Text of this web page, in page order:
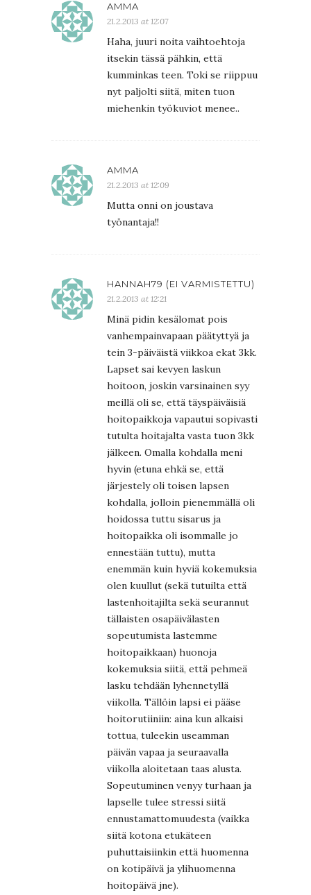
AMMA
21.2.2013 at 12:07
Haha, juuri noita vaihtoehtoja
itsekin tässä pähkin, että
kumminkas teen. Toki se riippuu
nyt paljolti siitä, miten tuon
miehenkin työkuviot menee..
AMMA
21.2.2013 at 12:09
Mutta onni on joustava
työnantaja!!
HANNAH79 (EI VARMISTETTU)
21.2.2013 at 12:21
Minä pidin kesälomat pois
vanhempainvapaan päätyttyä ja
tein 3-päiväistä viikkoa ekat 3kk.
Lapset sai kevyen laskun
hoitoon, joskin varsinainen syy
meillä oli se, että täyspäiväisiä
hoitopaikkoja vapautui sopivasti
tutulta hoitajalta vasta tuon 3kk
jälkeen. Omalla kohdalla meni
hyvin (etuna ehkä se, että
järjestely oli toisen lapsen
kohdalla, jolloin pienemmällä oli
hoidossa tuttu sisarus ja
hoitopaikka oli isommalle jo
ennestään tuttu), mutta
enemmän kuin hyviä kokemuksia
olen kuullut (sekä tutuilta että
lastenhoitajilta sekä seurannut
tällaisten osapäivälasten
sopeutumista lastemme
hoitopaikkaan) huonoja
kokemuksia siitä, että pehmeä
lasku tehdään lyhennetyllä
viikolla. Tällöin lapsi ei pääse
hoitorutiiniin: aina kun alkaisi
tottua, tuleekin useamman
päivän vapaa ja seuraavalla
viikolla aloitetaan taas alusta.
Sopeutuminen venyy turhaan ja
lapselle tulee stressi siitä
ennustamattomuudesta (vaikka
siitä kotona etukäteen
puhuttaisiinkin että huomenna
on kotipäivä ja ylihuomenna
hoitopäivä jne).